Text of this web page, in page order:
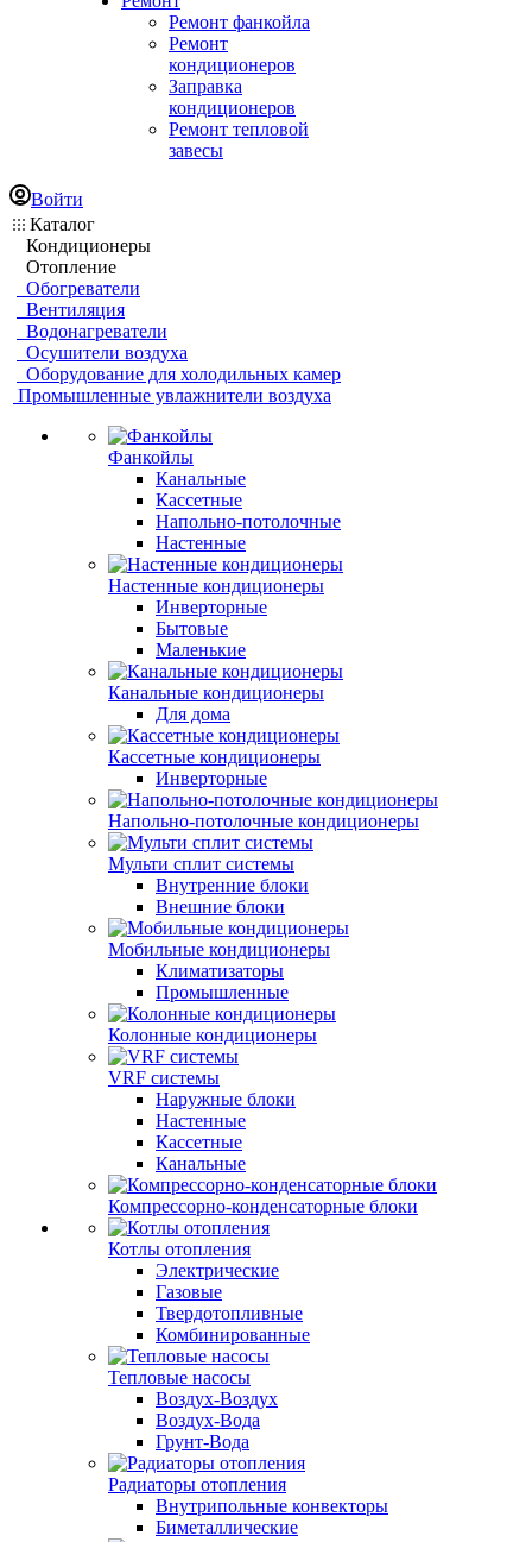
Ремонт фанкойла
Ремонт
кондиционеров
Заправка
кондиционеров
Ремонт тепловой
завесы
Войти
Каталог
Кондиционеры
Отопление
Обогреватели
Вентиляция
Водонагреватели
Осушители воздуха
Оборудование для холодильных камер
Промышленные увлажнители воздуха
Фанкойлы
Канальные
Кассетные
Напольно-потолочные
Настенные
Настенные кондиционеры
Инверторные
Бытовые
Маленькие
Канальные кондиционеры
Для дома
Кассетные кондиционеры
Инверторные
Напольно-потолочные кондиционеры
Мульти сплит системы
Внутренние блоки
Внешние блоки
Мобильные кондиционеры
Климатизаторы
Промышленные
Колонные кондиционеры
VRF системы
Наружные блоки
Настенные
Кассетные
Канальные
Компрессорно-конденсаторные блоки
Котлы отопления
Электрические
Газовые
Твердотопливные
Комбинированные
Тепловые насосы
Воздух-Воздух
Воздух-Вода
Грунт-Вода
Радиаторы отопления
Внутрипольные конвекторы
Биметаллические